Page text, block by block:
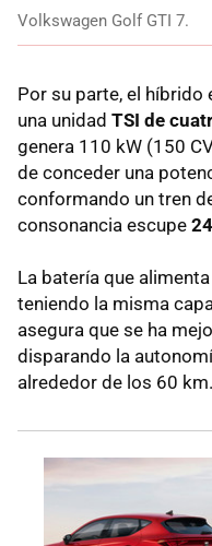
Volkswagen Golf GTI 7.
Por su parte, el híbrido
una unidad TSI de
genera 110 kW (150
de conceder una
conformando un tren
consonancia escupe
La batería que
teniendo la misma
asegura que se ha
disparando la
alrededor de los 60 km.